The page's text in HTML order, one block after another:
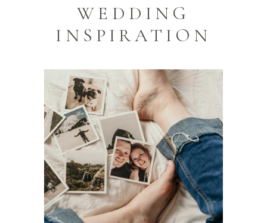
WEDDING
INSPIRATION